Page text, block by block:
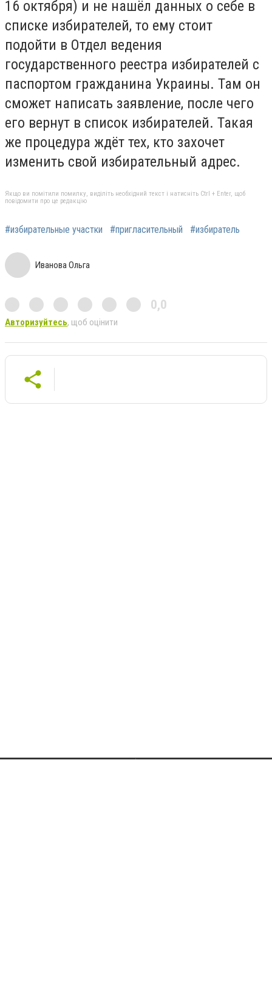
16 октября) и не нашёл данных о себе в
списке избирателей, то ему стоит
подойти в Отдел ведения
государственного реестра избирателей с
паспортом гражданина Украины. Там он
сможет написать заявление, после чего
его вернут в список избирателей. Такая
же процедура ждёт тех, кто захочет
изменить свой избирательный адрес.
Якщо ви помітили помилку, виділіть необхідний текст і натисніть Ctrl + Enter, щоб
повідомити про це редакцію
#избирательные участки #пригласительный #избиратель
Иванова Ольга
0,0
Авторизуйтесь, щоб оцінити